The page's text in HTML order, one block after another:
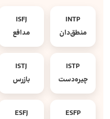
INTP
منطق‌دان
ISFJ
مدافع
ISTP
چیره‌دست
ISTJ
بازرس
ESFP
ESFJ